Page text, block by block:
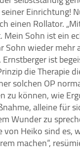
Einrichtung!
einen Rollator.
Sohn ist ein
Sohn wieder mehr
ist
die Therapie
solchen OP
zu können, wie
alleine für
Wunder zu
Heiko sind es,
machen“,